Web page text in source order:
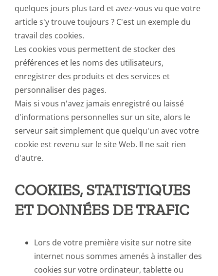
quelques jours plus tard et avez-vous vu que votre
article s'y trouve toujours ? C'est un exemple du
travail des cookies.
Les cookies vous permettent de stocker des
préférences et les noms des utilisateurs,
enregistrer des produits et des services et
personnaliser des pages.
Mais si vous n'avez jamais enregistré ou laissé
d'informations personnelles sur un site, alors le
serveur sait simplement que quelqu'un avec votre
cookie est revenu sur le site Web. Il ne sait rien
d'autre.
COOKIES, STATISTIQUES
ET DONNÉES DE TRAFIC
Lors de votre première visite sur notre site
internet nous sommes amenés à installer des
cookies sur votre ordinateur, tablette ou